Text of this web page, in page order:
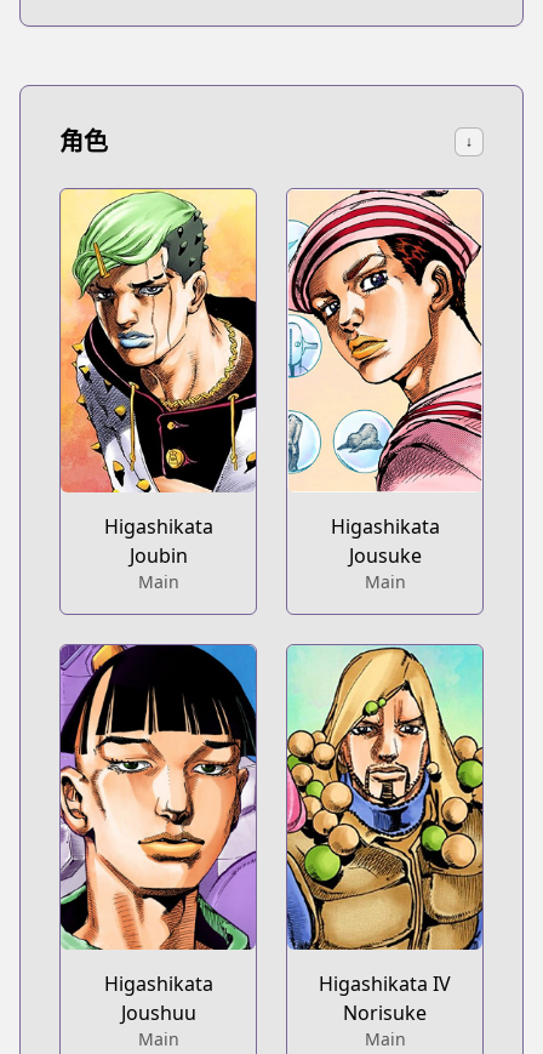
角色 ↓
Higashikata
Joubin
Main
Higashikata
Jousuke
Main
Higashikata
Joushuu
Main
Higashikata IV
Norisuke
Main